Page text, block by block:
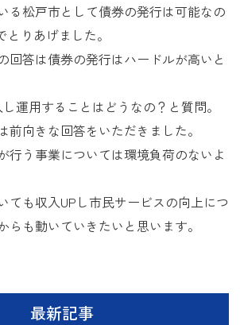
る松戸市として債券の発行は可能なの
とりあげました。
回答は債券の発行はハードルが高いと
運用することはどうなの？と質問。
前向きな回答をいただきました。
行う事業については環境負荷のないよ
ても収入UPし市民サービスの向上につ
らも動いていきたいと思います。
最新記事